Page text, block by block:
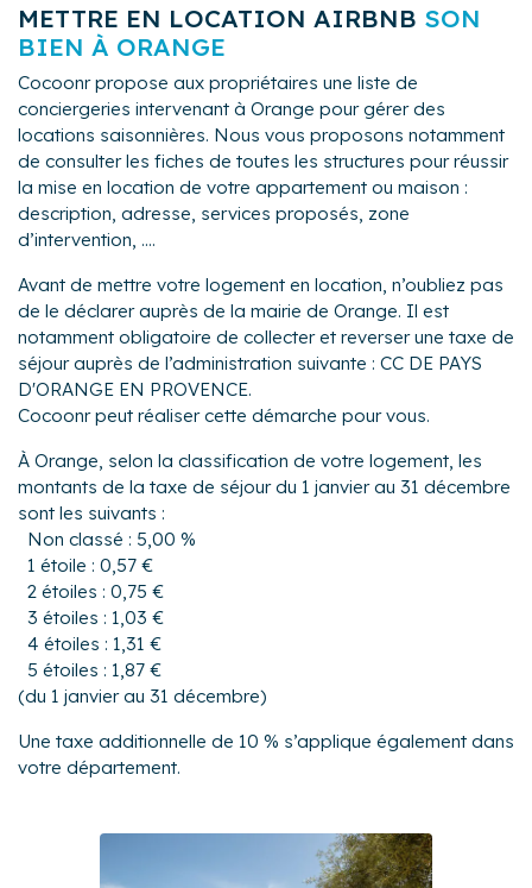
METTRE EN LOCATION AIRBNB SON
BIEN À ORANGE
Cocoonr propose aux propriétaires une liste de
conciergeries intervenant à Orange pour gérer des
locations saisonnières. Nous vous proposons notamment
de consulter les fiches de toutes les structures pour réussir
la mise en location de votre appartement ou maison :
description, adresse, services proposés, zone
d’intervention, ....
Avant de mettre votre logement en location, n’oubliez pas
de le déclarer auprès de la mairie de Orange. Il est
notamment obligatoire de collecter et reverser une taxe de
séjour auprès de l’administration suivante : CC DE PAYS
D'ORANGE EN PROVENCE.
Cocoonr peut réaliser cette démarche pour vous.
À Orange, selon la classification de votre logement, les
montants de la taxe de séjour du 1 janvier au 31 décembre
sont les suivants :
Non classé : 5,00 %
1 étoile : 0,57 €
2 étoiles : 0,75 €
3 étoiles : 1,03 €
4 étoiles : 1,31 €
5 étoiles : 1,87 €
(du 1 janvier au 31 décembre)
Une taxe additionnelle de 10 % s’applique également dans
votre département.